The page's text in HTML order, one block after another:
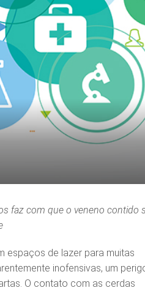
faz com que o veneno contido
espaços de lazer para muitas
inofensivas, um
O contato com as cerdas